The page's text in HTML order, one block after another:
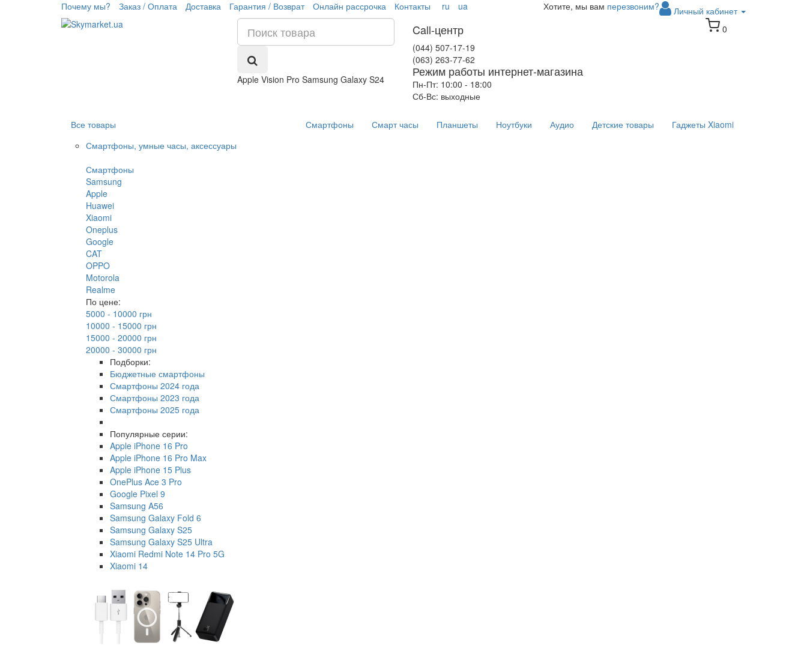
Почему мы? Заказ / Оплата Доставка Гарантия / Возврат Онлайн рассрочка Контакты ru ua Личный кабинет
Хотите, мы вам перезвоним?
Apple Vision Pro Samsung Galaxy S24
Call-центр
(044) 507-17-19
(063) 263-77-62
Режим работы интернет-магазина
Пн-Пт: 10:00 - 18:00
Сб-Вс: выходные
0
Все товары
Смартфоны, умные часы, аксессуары
Смартфоны
Samsung
Apple
Huawei
Xiaomi
Oneplus
Google
CAT
OPPO
Motorola
Realme
По цене:
5000 - 10000 грн
10000 - 15000 грн
15000 - 20000 грн
20000 - 30000 грн
Подборки:
Бюджетные смартфоны
Смартфоны 2024 года
Смартфоны 2023 года
Смартфоны 2025 года
Популярные серии:
Apple iPhone 16 Pro
Apple iPhone 16 Pro Max
Apple iPhone 15 Plus
OnePlus Ace 3 Pro
Google Pixel 9
Samsung A56
Samsung Galaxy Fold 6
Samsung Galaxy S25
Samsung Galaxy S25 Ultra
Xiaomi Redmi Note 14 Pro 5G
Xiaomi 14
Смартфоны Смарт часы Планшеты Ноутбуки Аудио Детские товары Гаджеты Xiaomi